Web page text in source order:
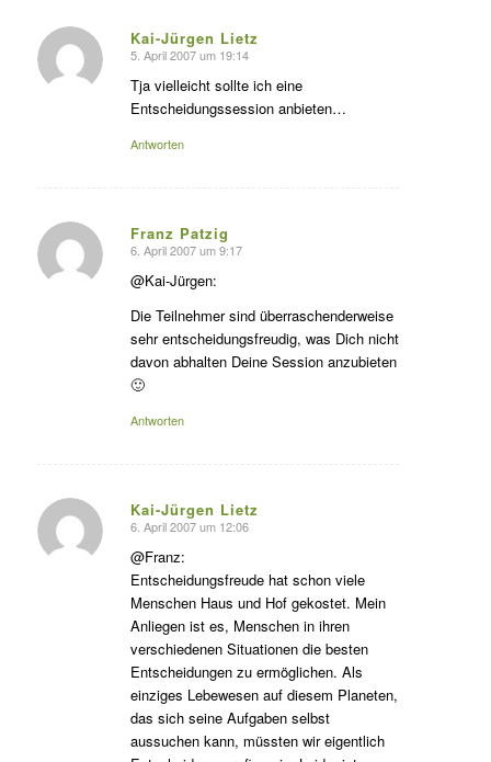
Kai-Jürgen Lietz
s
agte:
5. April 2007 um 19:14
Tja vielleicht sollte ich eine
Entscheidungssession anbieten…
Antworten
Franz Patzig
s
agte:
6. April 2007 um 9:17
@Kai-Jürgen:
Die Teilnehmer sind überraschenderweise
sehr entscheidungsfreudig, was Dich nicht
davon abhalten Deine Session anzubieten
🙂
Antworten
Kai-Jürgen Lietz
s
agte:
6. April 2007 um 12:06
@Franz:
Entscheidungsfreude hat schon viele
Menschen Haus und Hof gekostet. Mein
Anliegen ist es, Menschen in ihren
verschiedenen Situationen die besten
Entscheidungen zu ermöglichen. Als
einziges Lebewesen auf diesem Planeten,
das sich seine Aufgaben selbst
aussuchen kann, müssten wir eigentlich